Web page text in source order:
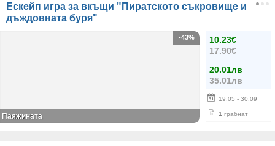
Ескейп игра за вкъщи "Пиратското съкровище и
дъждовната буря"
10.23€
17.90€
20.01лв
35.01лв
19.05 - 30.09
1 грабнат
-43%
Паяжината